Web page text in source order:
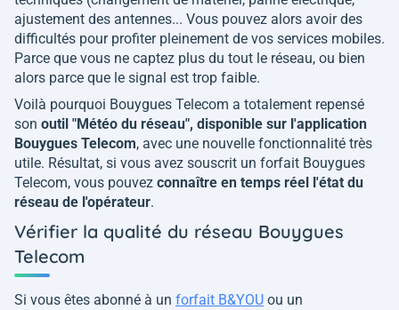
ajustement des antennes... Vous pouvez alors avoir des
difficultés pour profiter pleinement de vos services mobiles.
Parce que vous ne captez plus du tout le réseau, ou bien
alors parce que le signal est trop faible.
Voilà pourquoi Bouygues Telecom a totalement repensé
son outil "Météo du réseau", disponible sur l'application
Bouygues Telecom, avec une nouvelle fonctionnalité très
utile. Résultat, si vous avez souscrit un forfait Bouygues
Telecom, vous pouvez connaître en temps réel l'état du
réseau de l'opérateur.
Vérifier la qualité du réseau Bouygues
Telecom
Si vous êtes abonné à un forfait B&YOU ou un